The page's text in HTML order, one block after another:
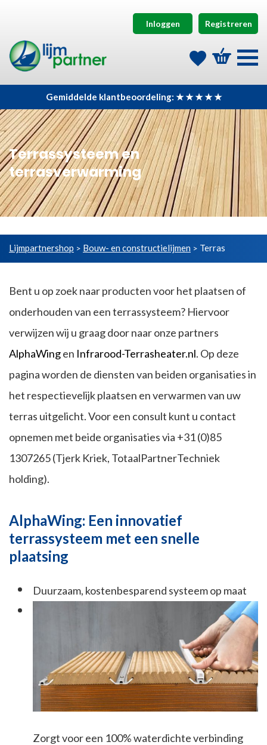
Inloggen Registreren
Gemiddelde klantbeoordeling: ★ ★ ★ ★ ★
Terrassysteem en
terrasverwarming
Lijmpartnershop > Bouw- en constructielijmen > Terras
Bent u op zoek naar producten voor het plaatsen of
onderhouden van een terrassysteem? Hiervoor
verwijzen wij u graag door naar onze partners
AlphaWingen Infrarood-Terrasheater.nl. Op deze
pagina worden de diensten van beiden organisaties in
het respectievelijk plaatsen en verwarmen van uw
terras uitgelicht. Voor een consult kunt u contact
opnemen met beide organisaties via +31 (0)85
1307265 (Tjerk Kriek, TotaalPartnerTechniek
holding).
AlphaWing: Een innovatief
terrassysteem met een snelle
plaatsing
Duurzaam, kostenbesparend systeem op maat
Zorgt voor een 100% waterdichte verbinding